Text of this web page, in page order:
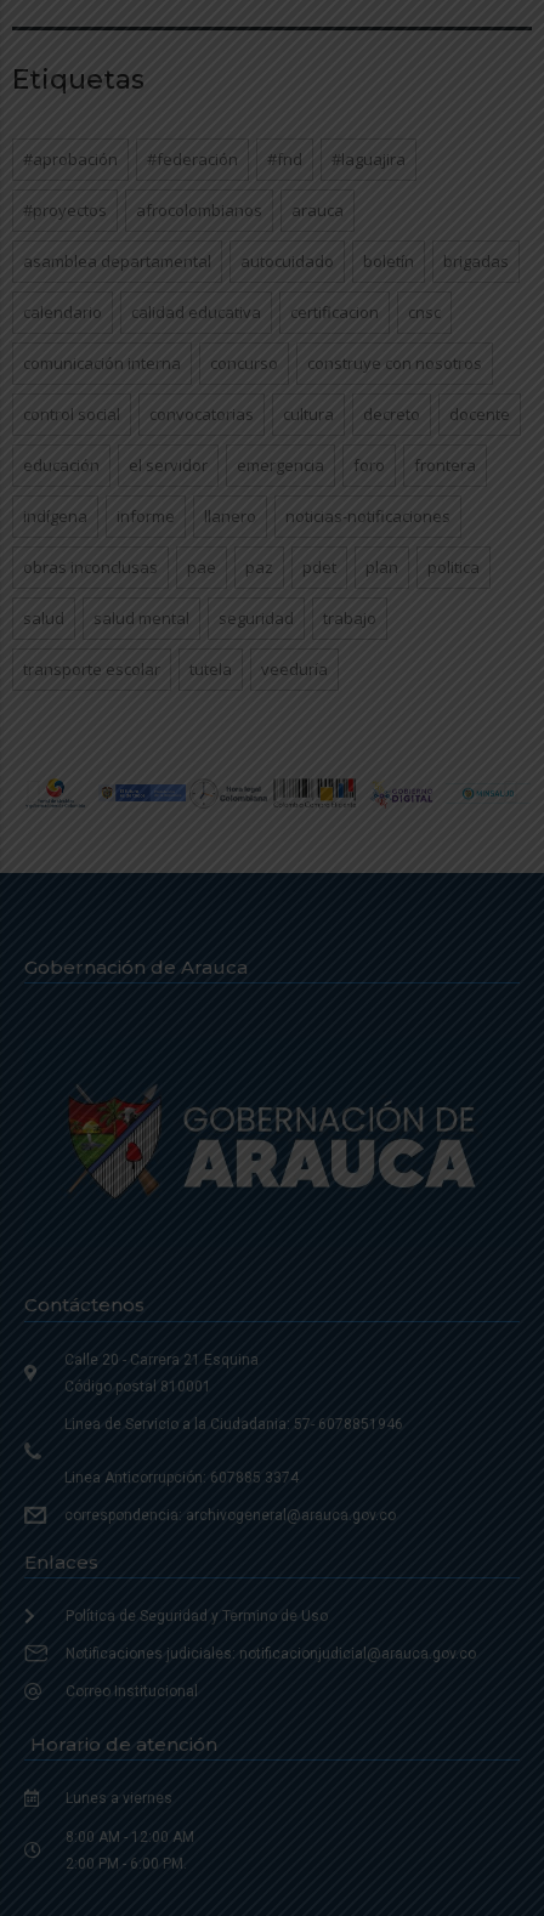
Etiquetas
#aprobación #federación #fnd #laguajira
#proyectos afrocolombianos arauca
asamblea departamental autocuidado boletín brigadas
calendario calidad educativa certificacion cnsc
comunicación interna concurso construye con nosotros
control social convocatorias cultura decreto docente
educación el servidor emergencia foro frontera
indígena informe llanero noticias-notificaciones
obras inconclusas pae paz pdet plan politica
salud salud mental seguridad trabajo
transporte escolar tutela veeduría
Gobernación de Arauca
Contáctenos
Calle 20 - Carrera 21 Esquina
Código postal 810001
Linea de Servicio a la Ciudadania: 57- 6078851946
Linea Anticorrupción: 607885 3374
correspondencia: archivogeneral@arauca.gov.co
Enlaces
Política de Seguridad y Termino de Uso
Notificaciones judiciales: notificacionjudicial@arauca.gov.co
Correo Institucional
Horario de atención
Lunes a viernes
8:00 AM - 12:00 AM
2:00 PM - 6:00 PM.